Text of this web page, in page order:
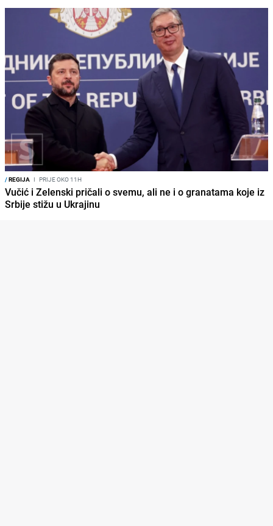
/REGIJA I PRIJE OKO 11H
Vučić i Zelenski pričali o svemu, ali ne i o granatama koje iz
Srbije stižu u Ukrajinu